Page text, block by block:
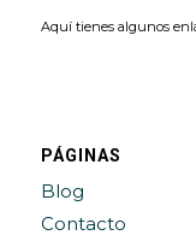
Aquí tienes algunos
PÁGINAS
Blog
Contacto